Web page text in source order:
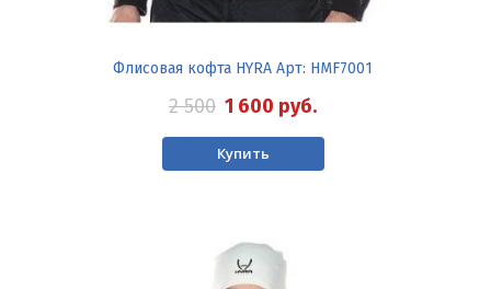
Флисовая кофта HYRA Арт: HMF7001
2 500 1 600 руб.
Купить